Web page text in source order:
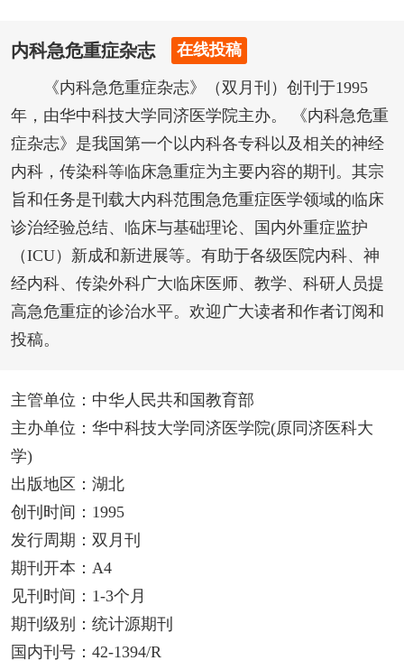
内科急危重症杂志 在线投稿
《内科急危重症杂志》（双月刊）创刊于1995
年，由华中科技大学同济医学院主办。 《内科急危重
症杂志》是我国第一个以内科各专科以及相关的神经
内科，传染科等临床急重症为主要内容的期刊。其宗
旨和任务是刊载大内科范围急危重症医学领域的临床
诊治经验总结、临床与基础理论、国内外重症监护
（ICU）新成和新进展等。有助于各级医院内科、神
经内科、传染外科广大临床医师、教学、科研人员提
高急危重症的诊治水平。欢迎广大读者和作者订阅和
投稿。
主管单位：中华人民共和国教育部
主办单位：华中科技大学同济医学院(原同济医科大
学)
出版地区：湖北
创刊时间：1995
发行周期：双月刊
期刊开本：A4
见刊时间：1-3个月
期刊级别：统计源期刊
国内刊号：42-1394/R